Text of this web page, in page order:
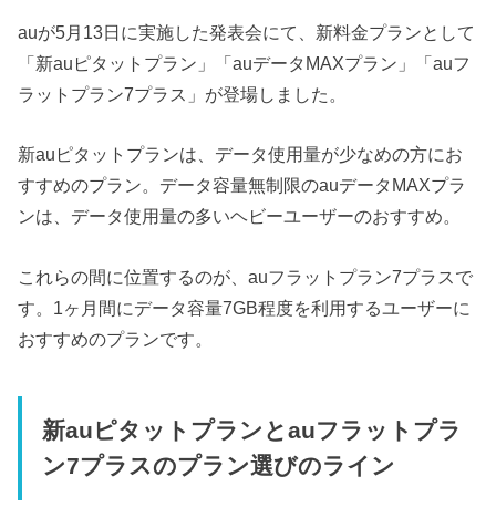
auが5月13日に実施した発表会にて、新料金プランとして
「新auピタットプラン」「auデータMAXプラン」「auフ
ラットプラン7プラス」が登場しました。
新auピタットプランは、データ使用量が少なめの方にお
すすめのプラン。データ容量無制限のauデータMAXプラ
ンは、データ使用量の多いヘビーユーザーのおすすめ。
これらの間に位置するのが、auフラットプラン7プラスで
す。1ヶ月間にデータ容量7GB程度を利用するユーザーに
おすすめのプランです。
新auピタットプランとauフラットプラ
ン7プラスのプラン選びのライン